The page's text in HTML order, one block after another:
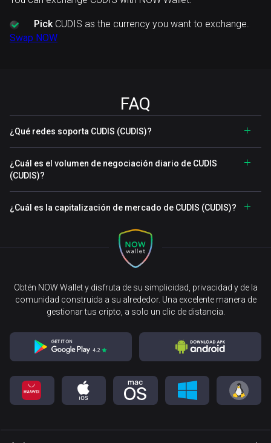
PickCUDIS as the currency you want to exchange.
Swap NOW
FAQ
¿Qué redes soporta CUDIS (CUDIS)?
¿Cuál es el volumen de negociación diario de CUDIS
(CUDIS)?
¿Cuál es la capitalización de mercado de CUDIS (CUDIS)?
Obtén NOW Wallet y disfruta de su simplicidad, privacidad y de la
comunidad construida a su alrededor. Una excelente manera de
gestionar tus cripto, a solo un clic de distancia.